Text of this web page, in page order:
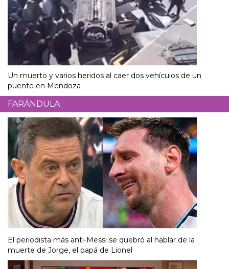
Un muerto y varios heridos al caer dos vehículos de un
puente en Mendoza
FARÁNDULA
El periodista más anti-Messi se quebró al hablar de la
muerte de Jorge, el papá de Lionel